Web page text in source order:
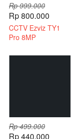
Rp 999.000
Rp 800.000
CCTV Ezviz TY1
Pro 8MP
Rp 499.000
Rp 440.000